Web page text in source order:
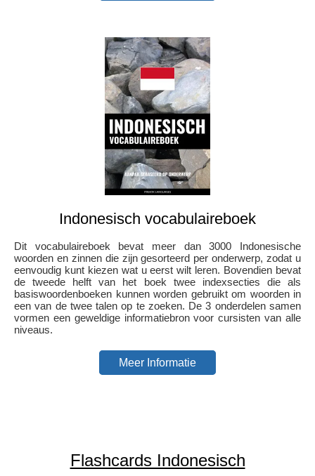
Indonesisch vocabulaireboek
Dit vocabulaireboek bevat meer dan 3000 Indonesische
woorden en zinnen die zijn gesorteerd per onderwerp, zodat u
eenvoudig kunt kiezen wat u eerst wilt leren. Bovendien bevat
de tweede helft van het boek twee indexsecties die als
basiswoordenboeken kunnen worden gebruikt om woorden in
een van de twee talen op te zoeken. De 3 onderdelen samen
vormen een geweldige informatiebron voor cursisten van alle
niveaus.
Meer Informatie
Flashcards Indonesisch